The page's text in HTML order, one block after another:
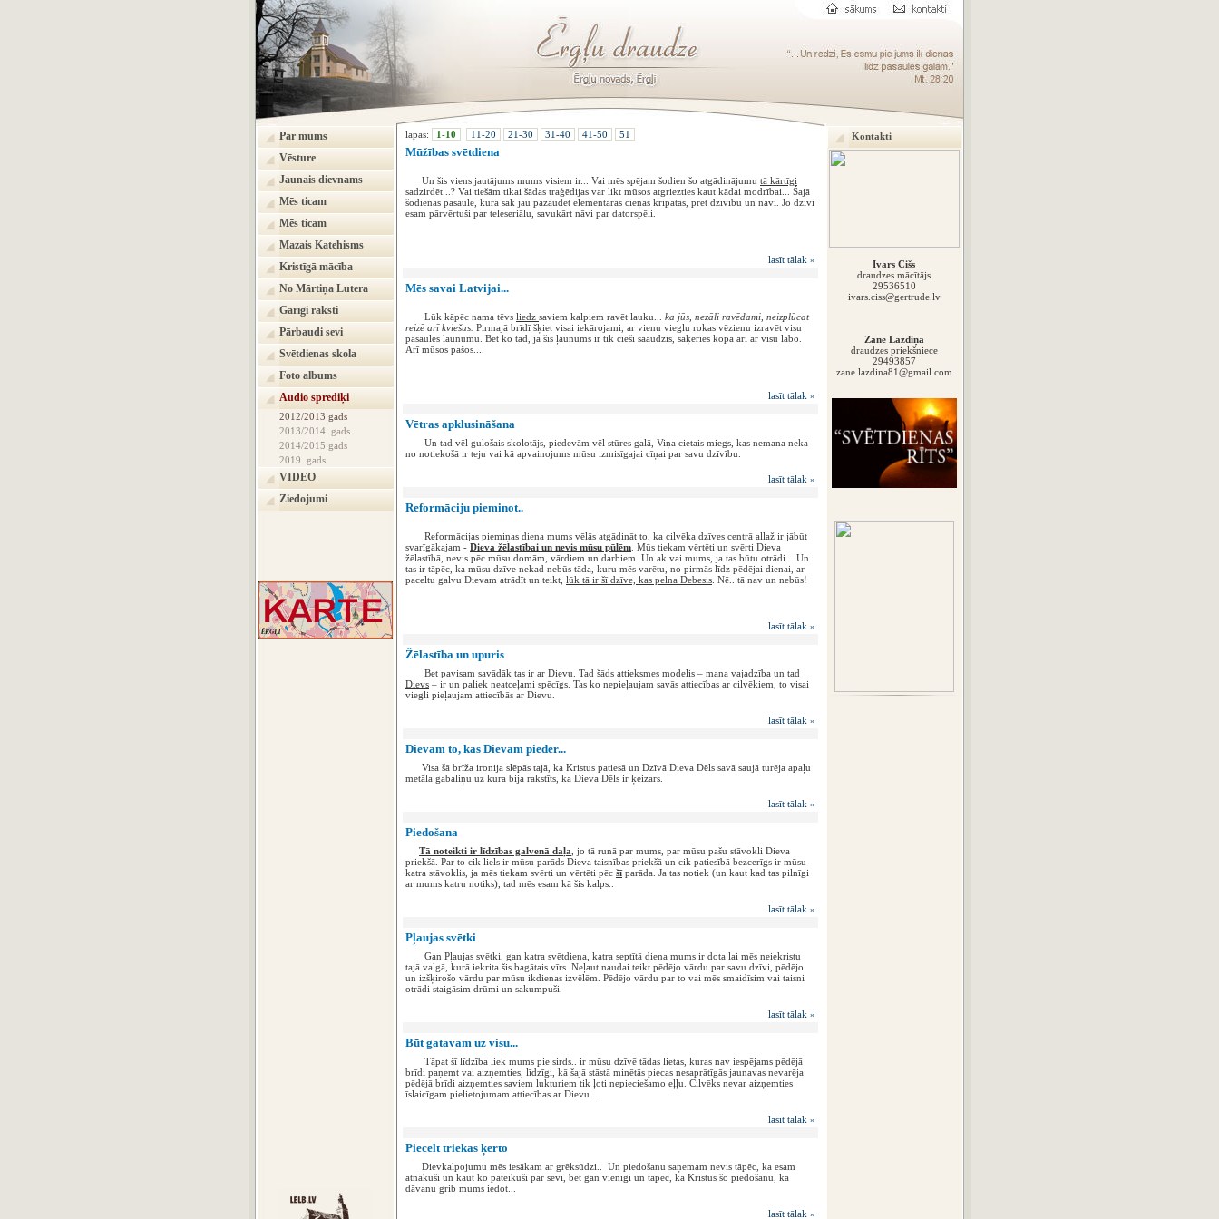
Par mums
Vēsture
Jaunais dievnams
Mēs ticam
Mēs ticam
Mazais Katehisms
Kristīgā mācība
No Mārtiņa Lutera
Garīgi raksti
Pārbaudi sevi
Svētdienas skola
Foto albums
Audio sprediķi
2012/2013 gads
2013/2014. gads
2014/2015 gads
2019. gads
VIDEO
Ziedojumi
lapas: 1-10 11-20 21-30 31-40 41-50 51
Mūžības svētdiena
Un šis viens jautājums mums visiem ir... Vai mēs spējam šodien šo atgādinājumu tā kārtīgi
sadzirdēt...? Vai tiešām tikai šādas traģēdijas var likt mūsos atgriezties kaut kādai modrībai... Šajā
šodienas pasaulē, kura sāk jau pazaudēt elementāras cieņas kripatas, pret dzīvību un nāvi. Jo dzīvi
esam pārvērtuši par teleseriālu, savukārt nāvi par datorspēli.
lasīt tālak »
Mēs savai Latvijai...
Lūk kāpēc nama tēvs liedz saviem kalpiem ravēt lauku... ka jūs, nezāli ravēdami, neizplūcat
reizē arī kviešus. Pirmajā brīdī šķiet visai iekārojami, ar vienu vieglu rokas vēzienu izravēt visu
pasaules ļaunumu. Bet ko tad, ja šis ļaunums ir tik cieši saaudzis, saķēries kopā arī ar visu labo.
Arī mūsos pašos....
lasīt tālak »
Vētras apklusināšana
Un tad vēl gulošais skolotājs, piedevām vēl stūres galā, Viņa cietais miegs, kas nemana neka
no notiekošā ir teju vai kā apvainojums mūsu izmisīgajai cīņai par savu dzīvību.
lasīt tālak »
Reformāciju pieminot..
Reformācijas piemiņas diena mums vēlās atgādināt to, ka cilvēka dzīves centrā allaž ir jābūt
svarīgākajam - Dieva žēlastībai un nevis mūsu pūlēm . Mūs tiekam vērtēti un svērti Dieva
žēlastībā, nevis pēc mūsu domām, vārdiem un darbiem. Un ak vai mums, ja tas būtu otrādi... Un
tas ir tāpēc, ka mūsu dzīve nekad nebūs tāda, kuru mēs varētu, no pirmās līdz pēdējai dienai, ar
paceltu galvu Dievam atrādīt un teikt, lūk tā ir šī dzīve, kas pelna Debesis . Nē.. tā nav un nebūs!
lasīt tālak »
Žēlastība un upuris
Bet pavisam savādāk tas ir ar Dievu. Tad šāds attieksmes modelis – mana vajadzība un tad
Dievs – ir un paliek neatceļami spēcīgs. Tas ko nepieļaujam savās attiecības ar cilvēkiem, to visai
viegli pieļaujam attiecībās ar Dievu.
lasīt tālak »
Dievam to, kas Dievam pieder...
Visa šā brīža ironija slēpās tajā, ka Kristus patiesā un Dzīvā Dieva Dēls savā saujā turēja apaļu
metāla gabaliņu uz kura bija rakstīts, ka Dieva Dēls ir ķeizars.
lasīt tālak »
Piedošana
Tā noteikti ir līdzības galvenā daļa , jo tā runā par mums, par mūsu pašu stāvokli Dieva
priekšā. Par to cik liels ir mūsu parāds Dieva taisnības priekšā un cik patiesībā bezcerīgs ir mūsu
katra stāvoklis, ja mēs tiekam svērti un vērtēti pēc šīparāda. Ja tas notiek (un kaut kad tas pilnīgi
ar mums katru notiks), tad mēs esam kā šis kalps..
lasīt tālak »
Pļaujas svētki
Gan Pļaujas svētki, gan katra svētdiena, katra septītā diena mums ir dota lai mēs neiekristu
tajā valgā, kurā iekrita šis bagātais vīrs. Neļaut naudai teikt pēdējo vārdu par savu dzīvi, pēdējo
un izšķirošo vārdu par mūsu ikdienas izvēlēm. Pēdējo vārdu par to vai mēs smaidīsim vai taisni
otrādi staigāsim drūmi un sakumpuši.
lasīt tālak »
Būt gatavam uz visu...
Tāpat šī līdzība liek mums pie sirds.. ir mūsu dzīvē tādas lietas, kuras nav iespējams pēdējā
brīdi paņemt vai aizņemties, līdzīgi, kā šajā stāstā minētās piecas nesaprātīgās jaunavas nevarēja
pēdējā brīdi aizņemties saviem lukturiem tik ļoti nepieciešamo eļļu. Cilvēks nevar aizņemties
īslaicīgam pielietojumam attiecības ar Dievu...
lasīt tālak »
Piecelt triekas ķerto
Dievkalpojumu mēs iesākam ar grēksūdzi.. Un piedošanu saņemam nevis tāpēc, ka esam
atnākuši un kaut ko pateikuši par sevi, bet gan vienīgi un tāpēc, ka Kristus šo piedošanu, kā
dāvanu grib mums iedot...
lasīt tālak »
Kontakti
Ivars Cišs
draudzes mācītājs
29536510
ivars.ciss@gertrude.lv
Zane Lazdiņa
draudzes priekšniece
29493857
zane.lazdina81@gmail.com